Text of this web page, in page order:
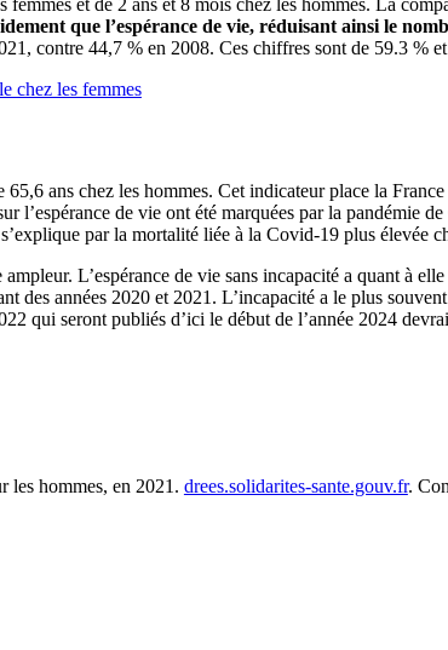
que l’espérance de vie, réduisant ainsi le
contre 44,7 % en 2008. Ces chiffres sont de 59.3 %
chez les femmes
ans chez les hommes. Cet indicateur place la
l’espérance de vie ont été marquées par la pandémie
par la mortalité liée à la Covid-19 plus élevée
L’espérance de vie sans incapacité a quant à
des années 2020 et 2021. L’incapacité a le plus
qui seront publiés d’ici le début de l’année 2024
les hommes, en 2021. drees.solidarites-sante.gouv.fr.